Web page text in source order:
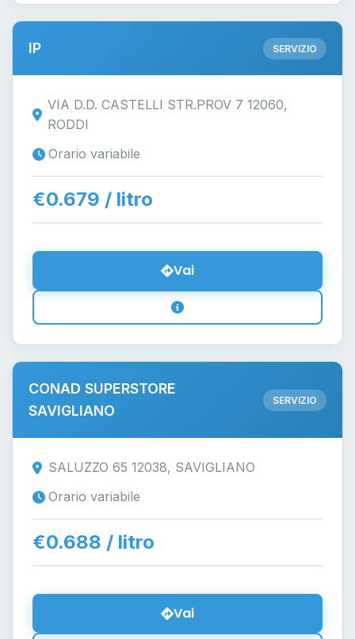
IP SERVIZIO
VIA D.D. CASTELLI STR.PROV 7 12060,
RODDI
Orario variabile
€0.679 / litro
Vai
CONAD SUPERSTORE
SAVIGLIANO
SERVIZIO
SALUZZO 65 12038, SAVIGLIANO
Orario variabile
€0.688 / litro
Vai